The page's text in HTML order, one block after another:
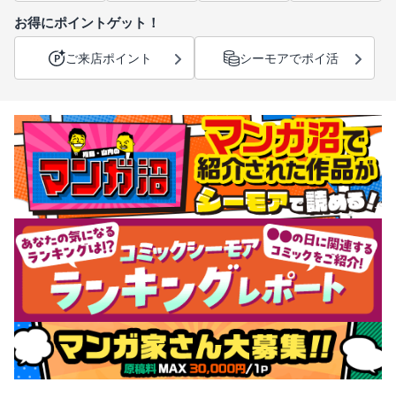
お得にポイントゲット！
ご来店ポイント シーモアでポイ活